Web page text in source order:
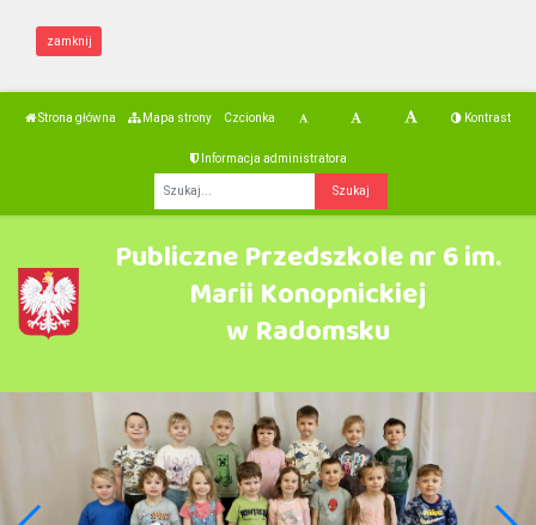
zamknij
Strona główna Mapa strony Czcionka Kontrast
Informacja administratora
Publiczne Przedszkole nr 6 im.
Marii Konopnickiej
w Radomsku